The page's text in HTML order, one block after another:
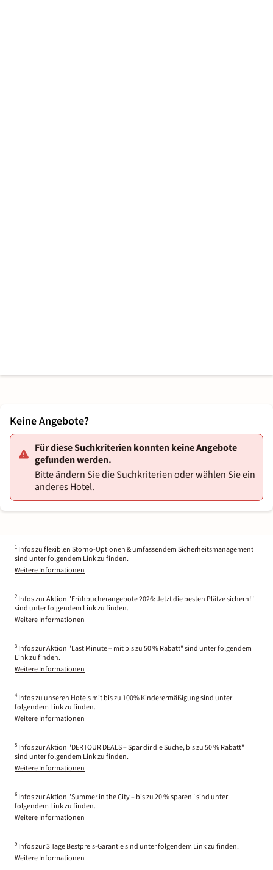
Keine Angebote?
Für diese Suchkriterien konnten keine Angebote
gefunden werden.
Bitte ändern Sie die Suchkriterien oder wählen Sie ein
anderes Hotel.
1 Infos zu flexiblen Storno-Optionen & umfassendem Sicherheitsmanagement
sind unter folgendem Link zu finden.
Weitere Informationen
2 Infos zur Aktion "Frühbucherangebote 2026: Jetzt die besten Plätze sichern!"
sind unter folgendem Link zu finden.
Weitere Informationen
3 Infos zur Aktion "Last Minute – mit bis zu 50 % Rabatt" sind unter folgendem
Link zu finden.
Weitere Informationen
4 Infos zu unseren Hotels mit bis zu 100% Kinderermäßigung sind unter
folgendem Link zu finden.
Weitere Informationen
5 Infos zur Aktion "DERTOUR DEALS – Spar dir die Suche, bis zu 50 % Rabatt"
sind unter folgendem Link zu finden.
Weitere Informationen
6 Infos zur Aktion "Summer in the City – bis zu 20 % sparen" sind unter
folgendem Link zu finden.
Weitere Informationen
9 Infos zur 3 Tage Bestpreis-Garantie sind unter folgendem Link zu finden.
Weitere Informationen